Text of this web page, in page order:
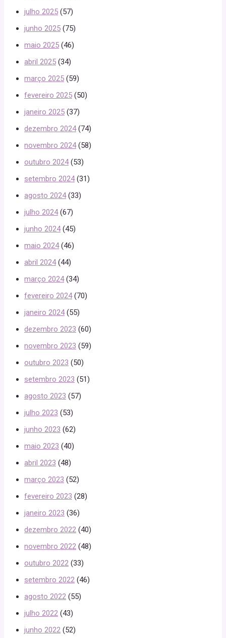
julho 2025 (57)
junho 2025 (75)
maio 2025 (46)
abril 2025 (34)
março 2025 (59)
fevereiro 2025 (50)
janeiro 2025 (37)
dezembro 2024(74)
novembro 2024(58)
outubro 2024(53)
setembro 2024(31)
agosto 2024(33)
julho 2024(67)
junho 2024(45)
maio 2024(46)
abril 2024(44)
março 2024(34)
fevereiro 2024(70)
janeiro 2024(55)
dezembro 2023 (60)
novembro 2023 (59)
outubro 2023 (50)
setembro 2023 (51)
agosto 2023 (57)
julho 2023 (53)
junho 2023 (62)
maio 2023 (40)
abril 2023 (48)
março 2023 (52)
fevereiro 2023 (28)
janeiro 2023 (36)
dezembro 2022 (40)
novembro 2022 (48)
outubro 2022 (33)
setembro 2022 (46)
agosto 2022 (55)
julho 2022 (43)
junho 2022 (52)